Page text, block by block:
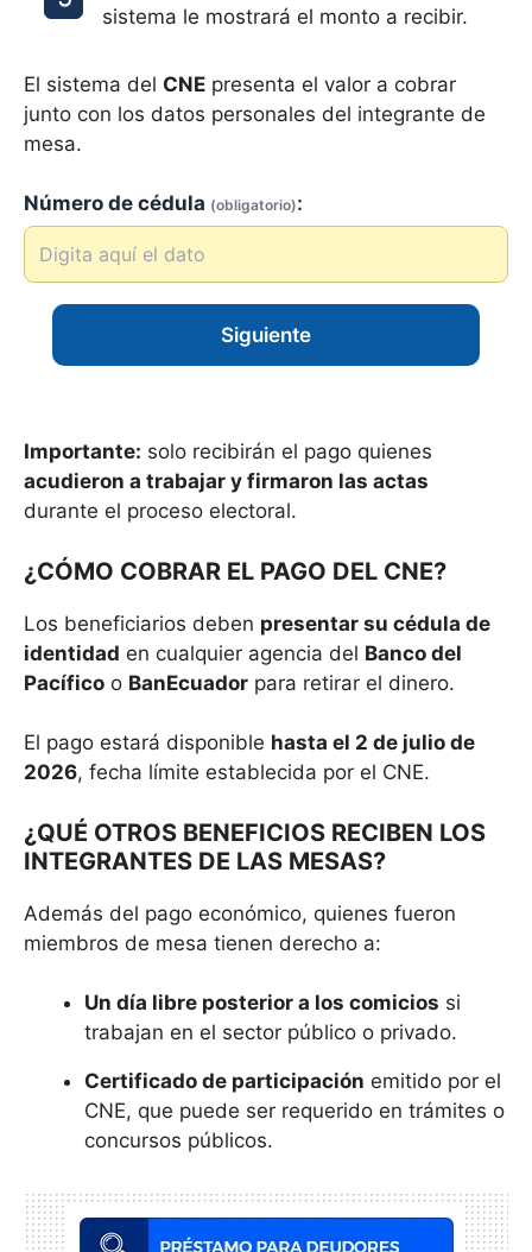
sistema le mostrará el monto a recibir.
El sistema del CNE presenta el valor a cobrar
junto con los datos personales del integrante de
mesa.
Número de cédula (obligatorio):
Siguiente
Importante: solo recibirán el pago quienes
acudieron a trabajar y firmaron las actas
durante el proceso electoral.
¿CÓMO COBRAR EL PAGO DEL CNE?
Los beneficiarios deben presentar su cédula de
identidad en cualquier agencia del Banco del
Pacífico o BanEcuador para retirar el dinero.
El pago estará disponible hasta el 2 de julio de
2026, fecha límite establecida por el CNE.
¿QUÉ OTROS BENEFICIOS RECIBEN LOS
INTEGRANTES DE LAS MESAS?
Además del pago económico, quienes fueron
miembros de mesa tienen derecho a:
Un día libre posterior a los comicios si
trabajan en el sector público o privado.
Certificado de participación emitido por el
CNE, que puede ser requerido en trámites o
concursos públicos.